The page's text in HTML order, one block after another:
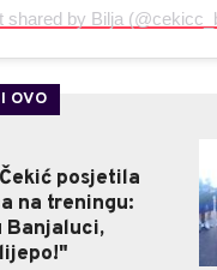
shared by Bilja
OVO
posjetila
na treningu:
Banjaluci,